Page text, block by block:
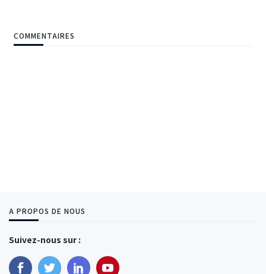
COMMENTAIRES
A PROPOS DE NOUS
Suivez-nous sur :